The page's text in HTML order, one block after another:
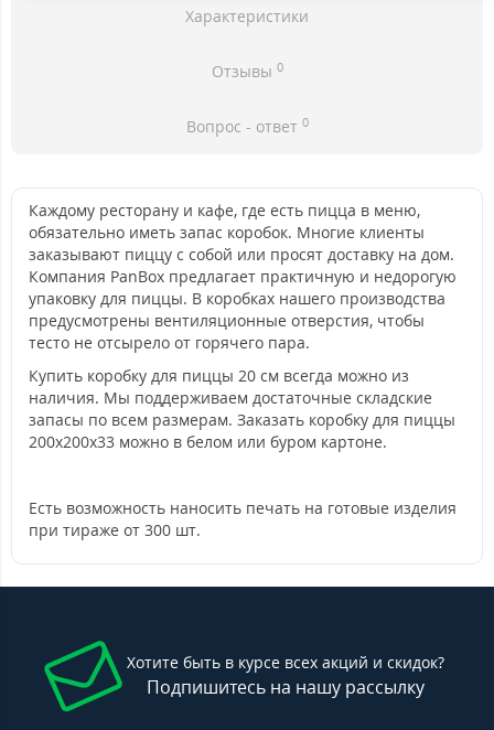
Характеристики
Отзывы 0
Вопрос - ответ 0
Каждому ресторану и кафе, где есть пицца в меню,
обязательно иметь запас коробок. Многие клиенты
заказывают пиццу с собой или просят доставку на дом.
Компания PanBox предлагает практичную и недорогую
упаковку для пиццы. В коробках нашего производства
предусмотрены вентиляционные отверстия, чтобы
тесто не отсырело от горячего пара.
Купить коробку для пиццы 20 см всегда можно из
наличия. Мы поддерживаем достаточные складские
запасы по всем размерам. Заказать коробку для пиццы
200х200х33 можно в белом или буром картоне.
Есть возможность наносить печать на готовые изделия
при тираже от 300 шт.
Хотите быть в курсе всех акций и скидок?
Подпишитесь на нашу рассылку